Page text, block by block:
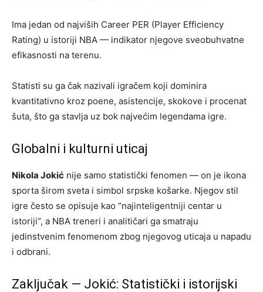
Ima jedan od najviših Career PER (Player Efficiency
Rating) u istoriji NBA — indikator njegove sveobuhvatne
efikasnosti na terenu.
Statisti su ga čak nazivali igračem koji dominira
kvantitativno kroz poene, asistencije, skokove i procenat
šuta, što ga stavlja uz bok najvećim legendama igre.
Globalni i kulturni uticaj
Nikola Jokić nije samo statistički fenomen — on je ikona
sporta širom sveta i simbol srpske košarke. Njegov stil
igre često se opisuje kao “najinteligentniji centar u
istoriji“, a NBA treneri i analitičari ga smatraju
jedinstvenim fenomenom zbog njegovog uticaja u napadu
i odbrani.
Zaključak — Jokić: Statistički i istorijski